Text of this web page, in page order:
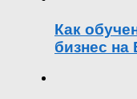
Как
бизнес на